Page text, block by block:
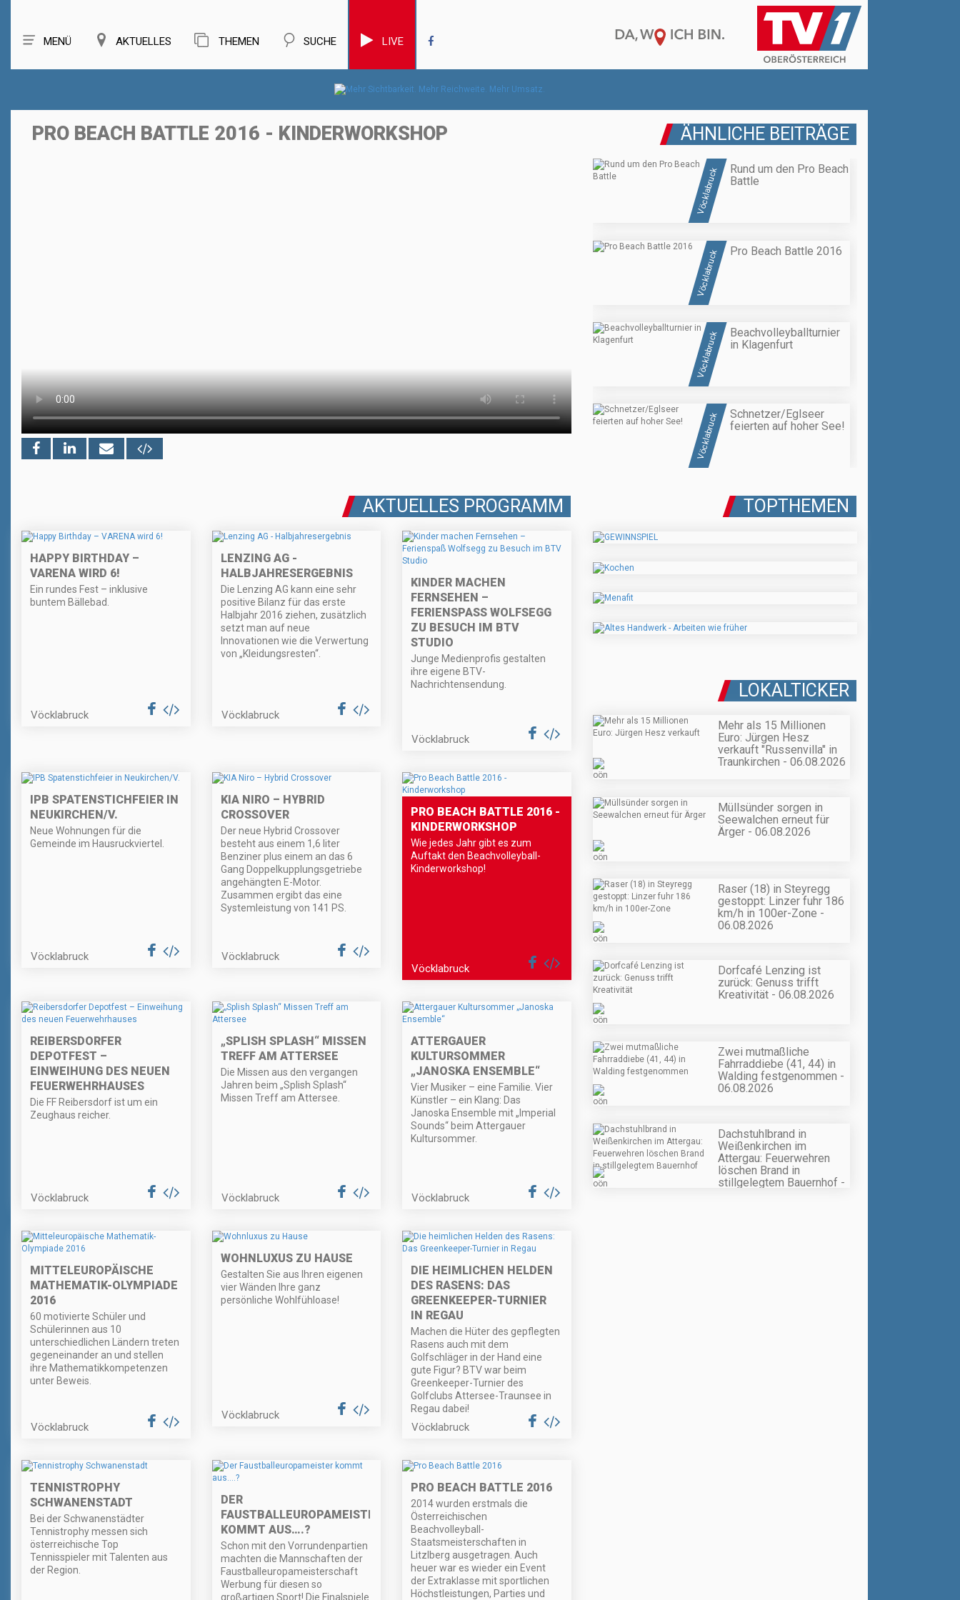
MENÜ AKTUELLES THEMEN SUCHE LIVE
PRO BEACH BATTLE 2016 - KINDERWORKSHOP ÄHNLICHE BEITRÄGE
Vöcklabruck
Rund um den Pro Beach
Battle
Vöcklabruck Pro Beach Battle 2016
Vöcklabruck
Beachvolleyballturnier
in Klagenfurt
Vöcklabruck
Schnetzer/Eglseer
feierten auf hoher See!
AKTUELLES PROGRAMM
HAPPY BIRTHDAY –
VARENA WIRD 6!
Ein rundes Fest – inklusive
buntem Bällebad.
Vöcklabruck
LENZING AG -
HALBJAHRESERGEBNIS
Die Lenzing AG kann eine sehr
positive Bilanz für das erste
Halbjahr 2016 ziehen, zusätzlich
setzt man auf neue
Innovationen wie die Verwertung
von „Kleidungsresten“.
Vöcklabruck
KINDER MACHEN
FERNSEHEN –
FERIENSPASS WOLFSEGG Z
U BESUCH IM BTV S
TUDIO
Junge Medienprofis gestalten
ihre eigene BTV-
Nachrichtensendung.
Vöcklabruck
IPB SPATENSTICHFEIER IN
NEUKIRCHEN/V.
Neue Wohnungen für die
Gemeinde im Hausruckviertel.
Vöcklabruck
KIA NIRO – HYBRID
CROSSOVER
Der neue Hybrid Crossover
besteht aus einem 1,6 liter
Benziner plus einem an das 6
Gang Doppelkupplungsgetriebe
angehängten E-Motor.
Zusammen ergibt das eine
Systemleistung von 141 PS.
Vöcklabruck
PRO BEACH BATTLE 2016 -
KINDERWORKSHOP
Wie jedes Jahr gibt es zum
Auftakt den Beachvolleyball-
Kinderworkshop!
Vöcklabruck
REIBERSDORFER
DEPOTFEST –
EINWEIHUNG DES NEUEN
FEUERWEHRHAUSES
Die FF Reibersdorf ist um ein
Zeughaus reicher.
Vöcklabruck
„SPLISH SPLASH“ MISSEN
TREFF AM ATTERSEE
Die Missen aus den vergangen
Jahren beim „Splish Splash“
Missen Treff am Attersee.
Vöcklabruck
ATTERGAUER
KULTURSOMMER
„JANOSKA ENSEMBLE“
Vier Musiker – eine Familie. Vier
Künstler – ein Klang: Das
Janoska Ensemble mit „Imperial
Sounds“ beim Attergauer
Kultursommer.
Vöcklabruck
MITTELEUROPÄISCHE
MATHEMATIK-OLYMPIADE
2016
60 motivierte Schüler und
Schülerinnen aus 10
unterschiedlichen Ländern treten
gegeneinander an und stellen
ihre Mathematikkompetenzen
unter Beweis.
Vöcklabruck
WOHNLUXUS ZU HAUSE
Gestalten Sie aus Ihren eigenen
vier Wänden Ihre ganz
persönliche Wohlfühloase!
Vöcklabruck
DIE HEIMLICHEN HELDEN
DES RASENS: DAS
GREENKEEPER-TURNIER
IN REGAU
Machen die Hüter des gepflegten
Rasens auch mit dem
Golfschläger in der Hand eine
gute Figur? BTV war beim
Greenkeeper-Turnier des
Golfclubs Attersee-Traunsee in
Regau dabei!
Vöcklabruck
TENNISTROPHY
SCHWANENSTADT
Bei der Schwanenstädter
Tennistrophy messen sich
österreichische Top
Tennisspieler mit Talenten aus
der Region.
DER
FAUSTBALLEUROPAMEISTER
KOMMT AUS….?
Schon mit den Vorrundenpartien
machten die Mannschaften der
Faustballeuropameisterschaft
Werbung für diesen so
großartigen Sport! Die Finalspiele
PRO BEACH BATTLE 2016
2014 wurden erstmals die
Österreichischen
Beachvolleyball-
Staatsmeisterschaften in
Litzlberg ausgetragen. Auch
heuer war es wieder ein Event
der Extraklasse mit sportlichen
Höchstleistungen, Parties und
TOPTHEMEN
LOKALTICKER
Mehr als 15 Millionen
Euro: Jürgen Hesz
verkauft "Russenvilla" in
Traunkirchen - 06.08.2026
Müllsünder sorgen in
Seewalchen erneut für
Ärger - 06.08.2026
Raser (18) in Steyregg
gestoppt: Linzer fuhr 186
km/h in 100er-Zone -
06.08.2026
Dorfcafé Lenzing ist
zurück: Genuss trifft
Kreativität - 06.08.2026
Zwei mutmaßliche
Fahrraddiebe (41, 44) in
Walding festgenommen -
06.08.2026
Dachstuhlbrand in
Weißenkirchen im
Attergau: Feuerwehren
löschen Brand in
stillgelegtem Bauernhof -